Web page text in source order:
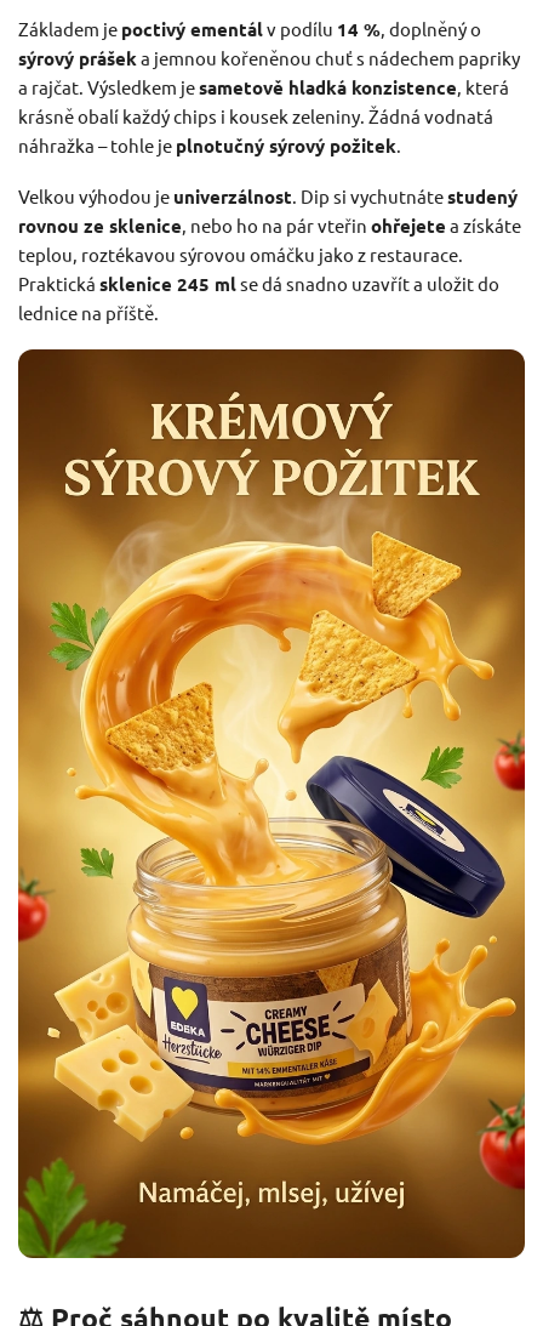
Základem je poctivý ementálv podílu 14 % , doplněný o
sýrový prášeka jemnou kořeněnou chuť s nádechem papriky
a rajčat. Výsledkem jesametově hladká konzistence , která
krásně obalí každý chips i kousek zeleniny. Žádná vodnatá
náhražka – tohle je plnotučný sýrový požitek
Velkou výhodou je univerzálnost . Dip si vychutnátestudený
rovnou ze sklenice , nebo ho na pár vteřin ohřejete a získáte
teplou, roztékavou sýrovou omáčku jako z restaurace.
Praktická sklenice 245 mlse dá snadno uzavřít a uložit do
lednice na příště.
⚖️ Proč sáhnout po kvalitě místo